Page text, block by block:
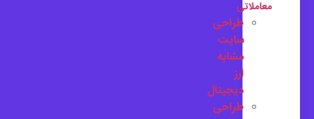
معاملاتی
طراحی
سایت
مشابه
ارز
دیجیتال
طراحی